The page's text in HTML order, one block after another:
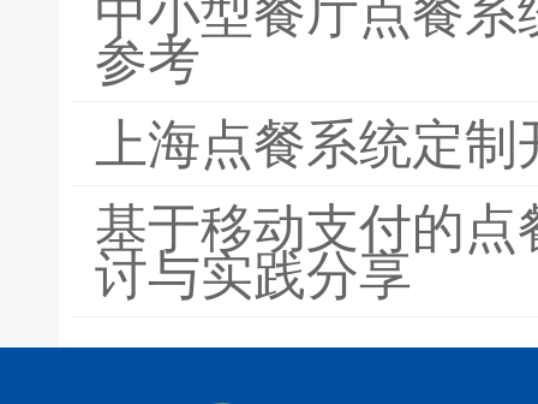
中小型餐厅点餐
参考
上海点餐系统定
基于移动支付的
讨与实践分享